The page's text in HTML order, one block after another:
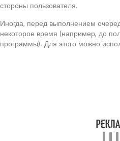
стороны пользователя.
Иногда, перед выполнением
некоторое время (например, до
программы). Для этого можно